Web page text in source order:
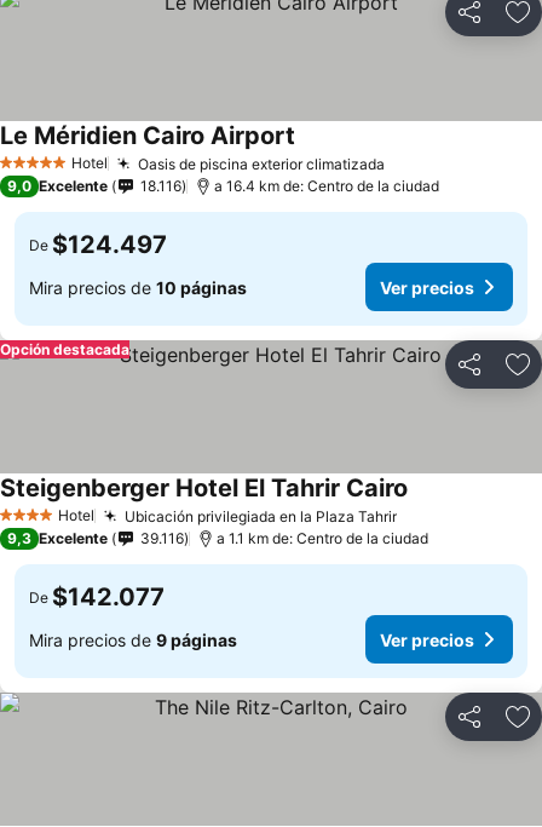
Compartir
5 Estrellas Hotel Oasis de piscina exterior climatizada
Le Méridien Cairo Airport
9,0 Excelente 18.116 a 16.4 km de: Centro de la ciudad
De $124.497
Mira precios de 10 páginas Ver precios
Compartir
Opción destacada
4 EstrellasHotel Ubicación privilegiada en la Plaza Tahrir
Steigenberger Hotel El Tahrir Cairo
9,3 Excelente 39.116 a 1.1 km de: Centro de la ciudad
De $142.077
Mira precios de 9 páginas Ver precios
Compartir